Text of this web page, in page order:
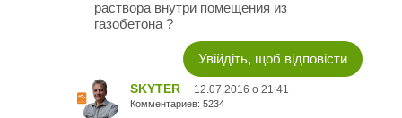
раствора внутри помещения из
газобетона ?
Увійдіть, щоб відповісти
SKYTER 12.07.2016 о 21:41
Комментариев: 5234